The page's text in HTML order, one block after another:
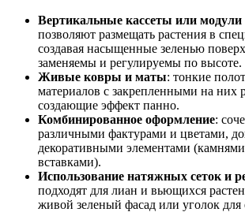
Вертикальные кассеты или модули
позволяют размещать растения в
создавая насыщенные зеленью
заменяемы и регулируемы по высоте.
Живые ковры и маты: тонкие
материалов с закрепленными на них
создающие эффект панно.
Комбинированное оформление:
различными фактурами и цветами,
декоративными элементами
вставками).
Использование натяжных сеток и
подходят для лиан и вьющихся
живой зеленый фасад или уголок для